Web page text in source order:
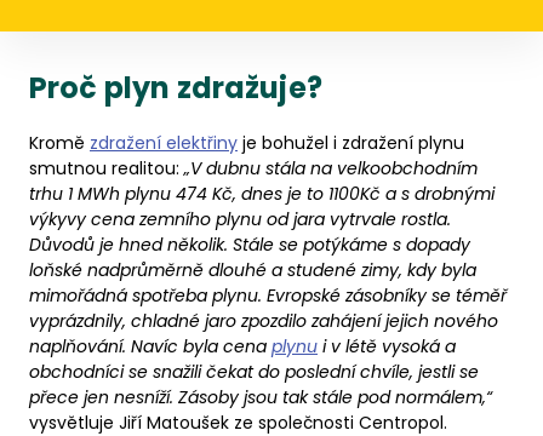
Proč plyn zdražuje?
Kromě zdražení elektřiny je bohužel i zdražení plynu
smutnou realitou:„V dubnu stála na velkoobchodním
trhu 1 MWh plynu 474 Kč, dnes je to 1100Kč a s drobnými
výkyvy cena zemního plynu od jara vytrvale rostla.
Důvodů je hned několik. Stále se potýkáme s dopady
loňské nadprůměrně dlouhé a studené zimy, kdy byla
mimořádná spotřeba plynu. Evropské zásobníky se téměř
vyprázdnily, chladné jaro zpozdilo zahájení jejich nového
naplňování. Navíc byla cena plynu i v létě vysoká a
obchodníci se snažili čekat do poslední chvíle, jestli se
přece jen nesníží. Zásoby jsou tak stále pod normálem,“
vysvětluje Jiří Matoušek ze společnosti Centropol.